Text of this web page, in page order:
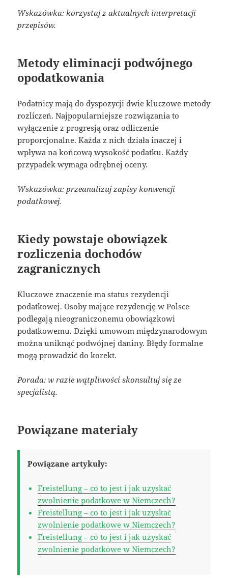
Wskazówka: korzystaj z aktualnych interpretacji
przepisów.
Metody eliminacji podwójnego
opodatkowania
Podatnicy mają do dyspozycji dwie kluczowe metody
rozliczeń. Najpopularniejsze rozwiązania to
wyłączenie z progresją oraz odliczenie
proporcjonalne. Każda z nich działa inaczej i
wpływa na końcową wysokość podatku. Każdy
przypadek wymaga odrębnej oceny.
Wskazówka: przeanalizuj zapisy konwencji
podatkowej.
Kiedy powstaje obowiązek
rozliczenia dochodów
zagranicznych
Kluczowe znaczenie ma status rezydencji
podatkowej. Osoby mające rezydencję w Polsce
podlegają nieograniczonemu obowiązkowi
podatkowemu. Dzięki umowom międzynarodowym
można uniknąć podwójnej daniny. Błędy formalne
mogą prowadzić do korekt.
Porada: w razie wątpliwości skonsultuj się ze
specjalistą.
Powiązane materiały
Powiązane artykuły:
Freistellung – co to jest i jak uzyskać
zwolnienie podatkowe w Niemczech?
Freistellung – co to jest i jak uzyskać
zwolnienie podatkowe w Niemczech?
Freistellung – co to jest i jak uzyskać
zwolnienie podatkowe w Niemczech?